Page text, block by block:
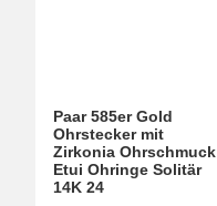
Paar 585er Gold
Ohrstecker mit
Zirkonia Ohrschmuck
Etui Ohringe Solitär
14K 24